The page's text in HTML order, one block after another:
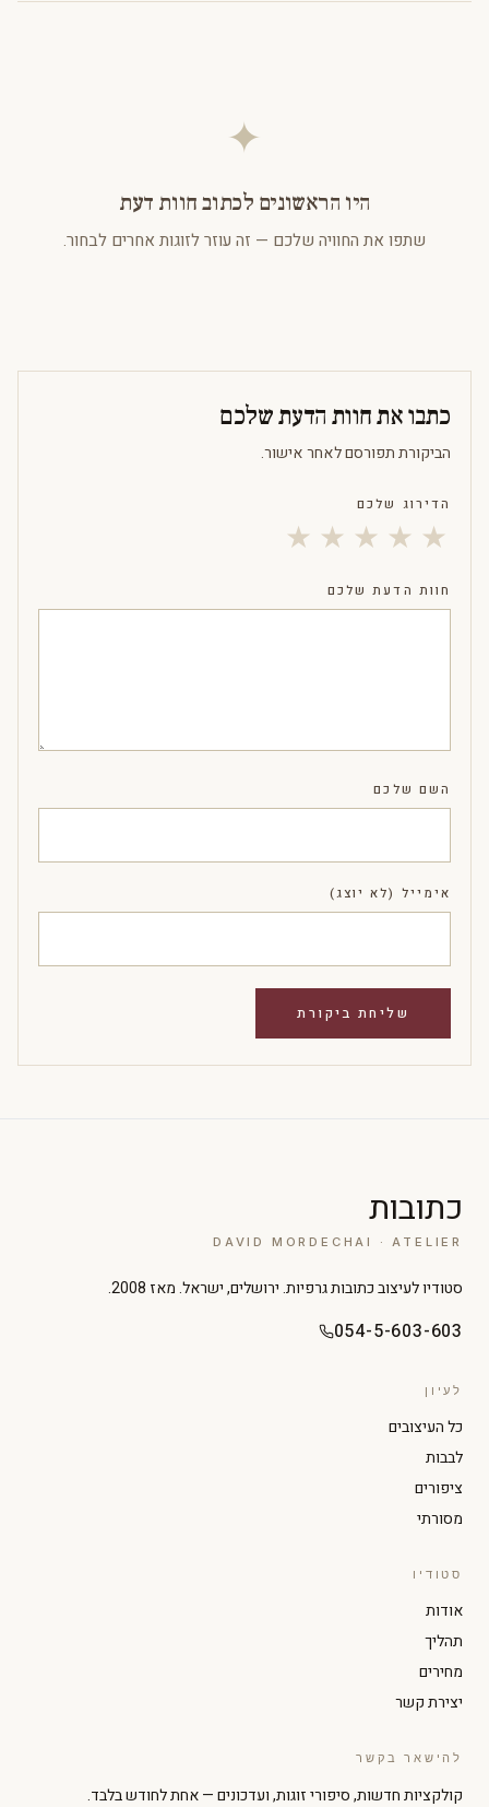
✦
היו הראשונים לכתוב חוות דעת
שתפו את החוויה שלכם — זה עוזר לזוגות אחרים לבחור.
כתבו את חוות הדעת שלכם
הביקורת תפורסם לאחר אישור.
הדירוג שלכם
★ ★ ★ ★ ★
חוות הדעת שלכם
השם שלכם
אימייל (לא יוצג)
כתובות
DAVID MORDECHAI · ATELIER
סטודיו לעיצוב כתובות גרפיות. ירושלים, ישראל. מאז 2008.
054-5-603-603
לעיון
כל העיצובים
לבבות
ציפורים
מסורתי
סטודיו
אודות
תהליך
מחירים
יצירת קשר
להישאר בקשר
קולקציות חדשות, סיפורי זוגות, ועדכונים — אחת לחודש בלבד.